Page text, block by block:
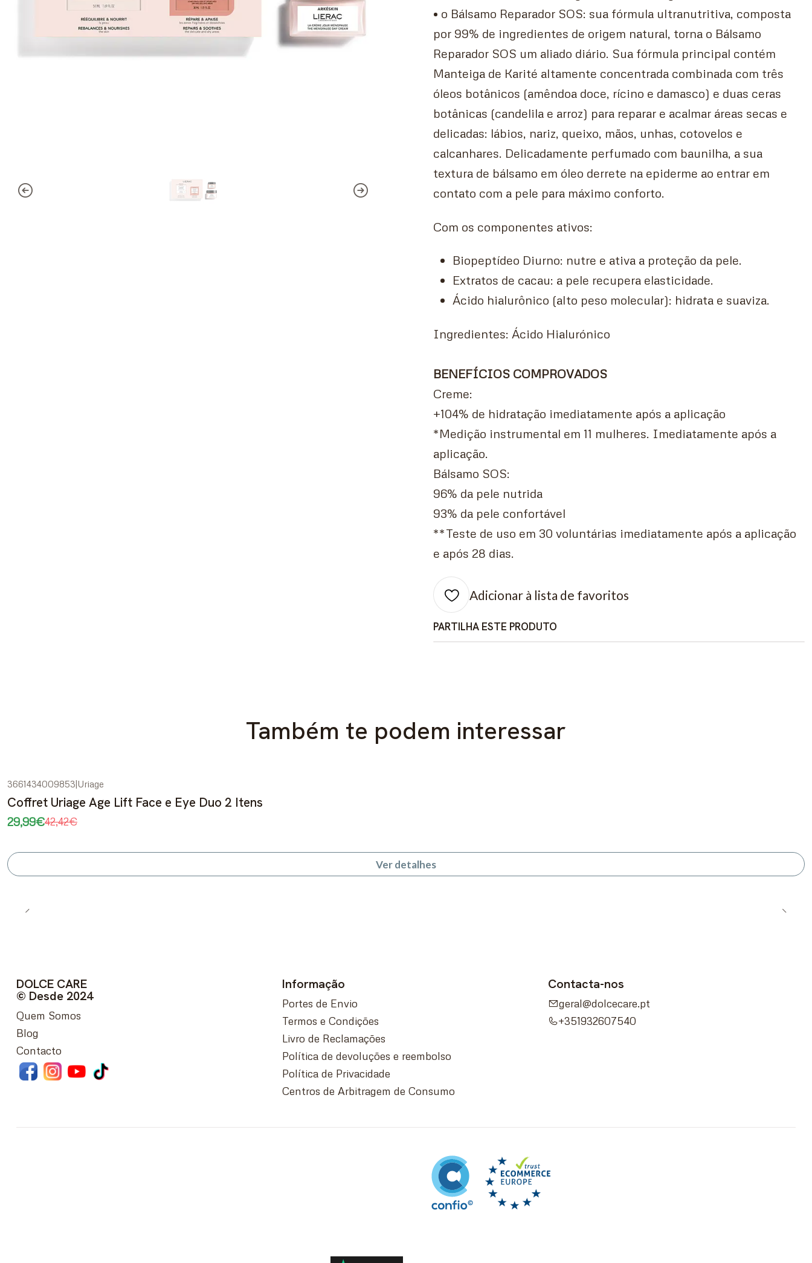
• o Bálsamo Reparador SOS: sua fórmula ultranutritiva, composta
por 99% de ingredientes de origem natural, torna o Bálsamo
Reparador SOS um aliado diário. Sua fórmula principal contém
Manteiga de Karité altamente concentrada combinada com três
óleos botânicos (amêndoa doce, rícino e damasco) e duas ceras
botânicas (candelila e arroz) para reparar e acalmar áreas secas e
delicadas: lábios, nariz, queixo, mãos, unhas, cotovelos e
calcanhares. Delicadamente perfumado com baunilha, a sua
textura de bálsamo em óleo derrete na epiderme ao entrar em
contato com a pele para máximo conforto.
Com os componentes ativos:
Biopeptídeo Diurno: nutre e ativa a proteção da pele.
Extratos de cacau: a pele recupera elasticidade.
Ácido hialurônico (alto peso molecular): hidrata e suaviza.
Ingredientes: Ácido Hialurónico
BENEFÍCIOS COMPROVADOS
Creme:
+104% de hidratação imediatamente após a aplicação
*Medição instrumental em 11 mulheres. Imediatamente após a
aplicação.
Bálsamo SOS:
96% da pele nutrida
93% da pele confortável
**Teste de uso em 30 voluntárias imediatamente após a aplicação
e após 28 dias.
Adicionar à lista de favoritos
PARTILHA ESTE PRODUTO
Também te podem interessar
DESCONTO
Esgotado
3661434009853|Uriage
Coffret Uriage Age Lift Face e Eye Duo 2 Itens
29,99€42,42€
Ver detalhes
DOLCE CARE
© Desde 2024
Quem Somos
Blog
Contacto
Informação
Portes de Envio
Termos e Condições
Livro de Reclamações
Política de devoluções e reembolso
Política de Privacidade
Centros de Arbitragem de Consumo
Contacta-nos
geral@dolcecare.pt
+351932607540